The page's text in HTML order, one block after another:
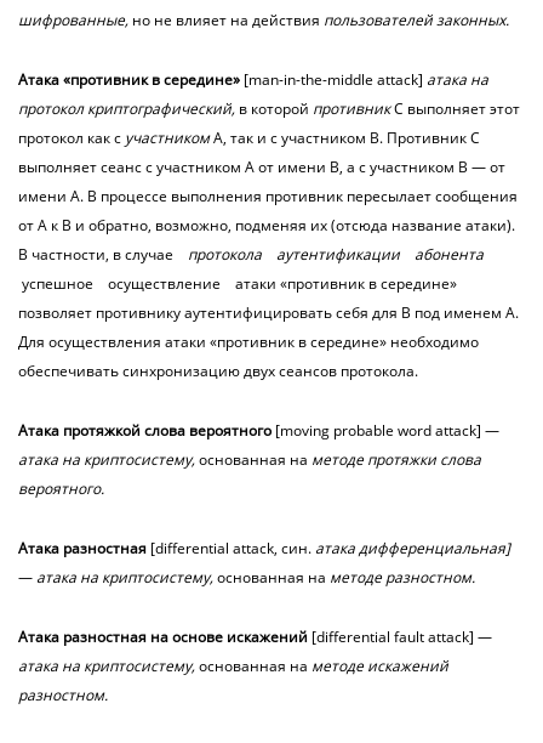
шифрованные, но не влияет на действия пользователей законных.
Атака«противник в середине» [man-in-the-middle attack] атака на
протокол криптографический, в которой противникС выполняет этот
протокол как с участникомА, так и с участником В. Противник С
выполняет сеанс с участником А от имени В, а с участником В — от
имени А. В процессе выполнения противник пересылает сообщения
от А к В и обратно, возможно, подменяя их (отсюда название атаки).
В частности, в случае протокола аутентификации абонента
успешное осуществление атаки «противник в середине»
позволяет противнику аутентифицировать себя для В под именем А.
Для осуществления атаки «противник в середине» необходимо
обеспечивать синхронизацию двух сеансов протокола.
Атака протяжкой слова вероятного [moving probable word attack] —
атака на криптосистему,основанная на методе протяжки слова
вероятного.
Атака разностная [differential attack, син. атака дифференциальная]
— атака на криптосистему,основанная на методе разностном.
Атака разностная на основе искажений [differential fault attack] —
атака на криптосистему,основанная на методе искажений
разностном.